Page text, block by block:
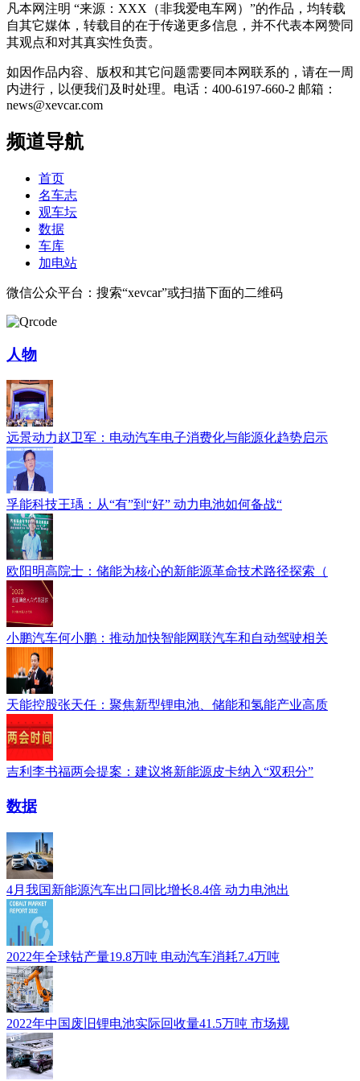
凡本网注明 “来源：XXX（非我爱电车网）”的作品，均转载
自其它媒体，转载目的在于传递更多信息，并不代表本网赞同
其观点和对其真实性负责。
如因作品内容、版权和其它问题需要同本网联系的，请在一周
内进行，以便我们及时处理。电话：400-6197-660-2 邮箱：
news@xevcar.com
频道导航
首页
名车志
观车坛
数据
车库
加电站
微信公众平台：搜索“xevcar”或扫描下面的二维码
人物
远景动力赵卫军：电动汽车电子消费化与能源化趋势启示
孚能科技王瑀：从“有”到“好” 动力电池如何备战“
欧阳明高院士：储能为核心的新能源革命技术路径探索（
小鹏汽车何小鹏：推动加快智能网联汽车和自动驾驶相关
天能控股张天任：聚焦新型锂电池、储能和氢能产业高质
吉利李书福两会提案：建议将新能源皮卡纳入“双积分”
数据
4月我国新能源汽车出口同比增长8.4倍 动力电池出
2022年全球钴产量19.8万吨 电动汽车消耗7.4万吨
2022年中国废旧锂电池实际回收量41.5万吨 市场规